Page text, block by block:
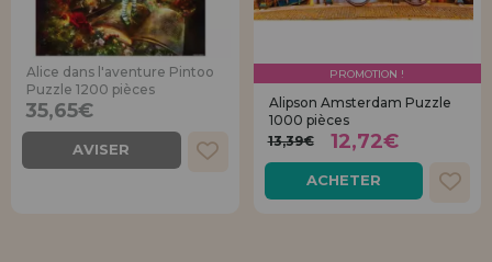
Alice dans l'aventure Pintoo
Puzzle 1200 pièces
35,65€
AVISER
PROMOTION !
Alipson Amsterdam Puzzle
1000 pièces
13,39€
12,72€
ACHETER